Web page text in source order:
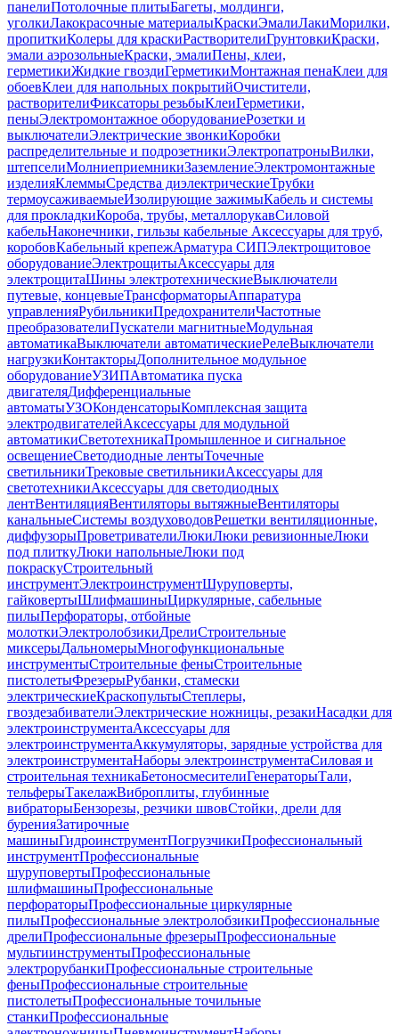
панелиПотолочные плитыБагеты, молдинги,
уголкиЛакокрасочные материалыКраскиЭмалиЛакиМорилки,
пропиткиКолеры для краскиРастворителиГрунтовкиКраски,
эмали аэрозольныеКраски, эмалиПены, клеи,
герметикиЖидкие гвоздиГерметикиМонтажная пенаКлеи для
обоевКлеи для напольных покрытийОчистители,
растворителиФиксаторы резьбыКлеиГерметики,
пеныЭлектромонтажное оборудованиеРозетки и
выключателиЭлектрические звонкиКоробки
распределительные и подрозетникиЭлектропатроныВилки,
штепселиМолниеприемникиЗаземлениеЭлектромонтажные
изделияКлеммыСредства диэлектрическиеТрубки
термоусаживаемыеИзолирующие зажимыКабель и системы
для прокладкиКороба, трубы, металлорукавСиловой
кабельНаконечники, гильзы кабельные Аксессуары для труб,
коробовКабельный крепежАрматура СИПЭлектрощитовое
оборудованиеЭлектрощитыАксессуары для
электрощитаШины электротехническиеВыключатели
путевые, концевыеТрансформаторыАппаратура
управленияРубильникиПредохранителиЧастотные
преобразователиПускатели магнитныеМодульная
автоматикаВыключатели автоматическиеРелеВыключатели
нагрузкиКонтакторыДополнительное модульное
оборудованиеУЗИПАвтоматика пуска
двигателяДифференциальные
автоматыУЗОКонденсаторыКомплексная защита
электродвигателейАксессуары для модульной
автоматикиСветотехникаПромышленное и сигнальное
освещениеСветодиодные лентыТочечные
светильникиТрековые светильникиАксессуары для
светотехникиАксессуары для светодиодных
лентВентиляцияВентиляторы вытяжныеВентиляторы
канальныеСистемы воздуховодовРешетки вентиляционные,
диффузорыПроветривателиЛюкиЛюки ревизионныеЛюки
под плиткуЛюки напольныеЛюки под
покраскуСтроительный
инструментЭлектроинструментШуруповерты,
гайковертыШлифмашиныЦиркулярные, сабельные
пилыПерфораторы, отбойные
молоткиЭлектролобзикиДрелиСтроительные
миксерыДальномерыМногофункциональные
инструментыСтроительные феныСтроительные
пистолетыФрезерыРубанки, стамески
электрическиеКраскопультыСтеплеры,
гвоздезабивателиЭлектрические ножницы, резакиНасадки для
электроинструментаАксессуары для
электроинструментаАккумуляторы, зарядные устройства для
электроинструментаНаборы электроинструментаСиловая и
строительная техникаБетоносмесителиГенераторыТали,
тельферыТакелажВиброплиты, глубинные
вибраторыБензорезы, резчики швовСтойки, дрели для
буренияЗатирочные
машиныГидроинструментПогрузчикиПрофессиональный
инструментПрофессиональные
шуруповертыПрофессиональные
шлифмашиныПрофессиональные
перфораторыПрофессиональные циркулярные
пилыПрофессиональные электролобзикиПрофессиональные
дрелиПрофессиональные фрезерыПрофессиональные
мультиинструментыПрофессиональные
электрорубанкиПрофессиональные строительные
феныПрофессиональные строительные
пистолетыПрофессиональные точильные
станкиПрофессиональные